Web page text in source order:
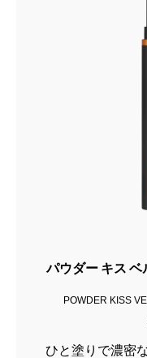
パウダー キス ベ
POWDER KISS
ひと塗りで濃密な発色、クセになる無重力な付